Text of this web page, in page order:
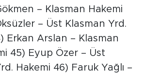
– Klasman Hakemi
– Üst Klasman Yrd.
Erkan Arslan – Klasman
45) Eyup Özer – Üst
Hakemi 46) Faruk Yağlı –